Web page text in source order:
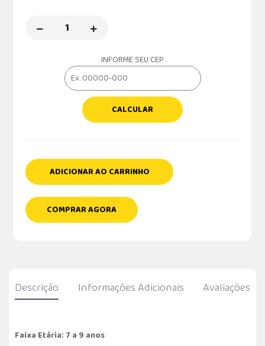
INFORME SEU CEP
CALCULAR
ADICIONAR AO CARRINHO
COMPRAR AGORA
Descrição Informações Adicionais Avaliações
Faixa Etária: 7 a 9 anos